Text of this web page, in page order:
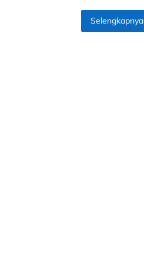
Selengkapnya